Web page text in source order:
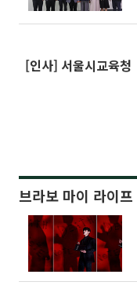
[인사] 서울시교육청
브라보 마이 라이프